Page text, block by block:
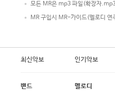
모든 MR은 mp3 파일(확장자
MR 구입시 MR-가이드(멜로디 연
최신악보 인기악보
밴드
멜로디